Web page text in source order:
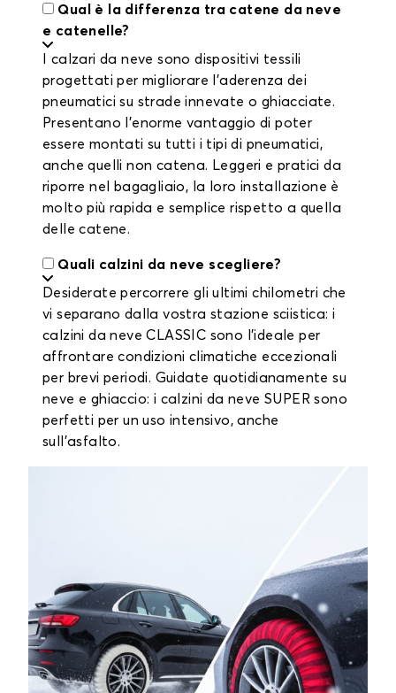
Qual è la differenza tra catene da neve
e catenelle?
I calzari da neve sono dispositivi tessili
progettati per migliorare l'aderenza dei
pneumatici su strade innevate o ghiacciate.
Presentano l'enorme vantaggio di poter
essere montati su tutti i tipi di pneumatici,
anche quelli non catena. Leggeri e pratici da
riporre nel bagagliaio, la loro installazione è
molto più rapida e semplice rispetto a quella
delle catene.
Quali calzini da neve scegliere?
Desiderate percorrere gli ultimi chilometri che
vi separano dalla vostra stazione sciistica: i
calzini da neve CLASSIC sono l'ideale per
affrontare condizioni climatiche eccezionali
per brevi periodi. Guidate quotidianamente su
neve e ghiaccio: i calzini da neve SUPER sono
perfetti per un uso intensivo, anche
sull'asfalto.